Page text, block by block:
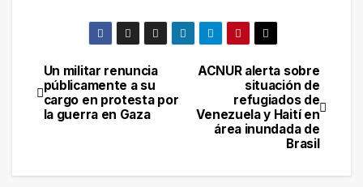
Navegación
de
ACNUR alerta sobre
situación de
refugiados de
Venezuela y Haití en
área inundada de
Brasil
Un militar renuncia
públicamente a su
cargo en protesta por
la guerra en Gaza